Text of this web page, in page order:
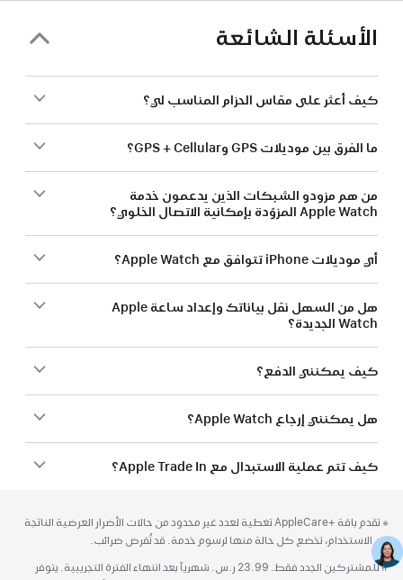
الأسئلة الشائعة
كيف أعثر على مقاس الحزام المناسب لي؟
ما الفرق بين موديلات GPS وGPS + Cellular؟
من هم مزودو الشبكات الذين يدعمون خدمة
Apple Watch المزوّدة بإمكانية الاتصال الخلوي؟
أي موديلات iPhone تتوافق مع Apple Watch؟
هل من السهل نقل بياناتك وإعداد ساعة Apple
Watch الجديدة؟
كيف يمكنني الدفع؟
هل يمكنني إرجاع Apple Watch؟
كيف تتم عملية الاستبدال مع Apple Trade In؟
حاشية
※ تقدم باقة AppleCare+‎ تغطية لعدد غير محدود من حالات الأضرار العرضية الناتجة
عن الاستخدام، تخضع كل حالة منها لرسوم خدمة. قد تُفرض ضرائب.
حاشية
#
للمشتركين الجدد فقط. 23.99 ر.س. شهرياً بعد انتهاء الفترة التجريبية. يتوفر